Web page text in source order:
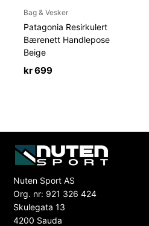
Bag & Vesker
Patagonia Resirkulert
Bærenett Handlepose
Beige
kr699
Nuten Sport AS
Org. nr: 921 326 424
Skulegata 13
4200 Sauda